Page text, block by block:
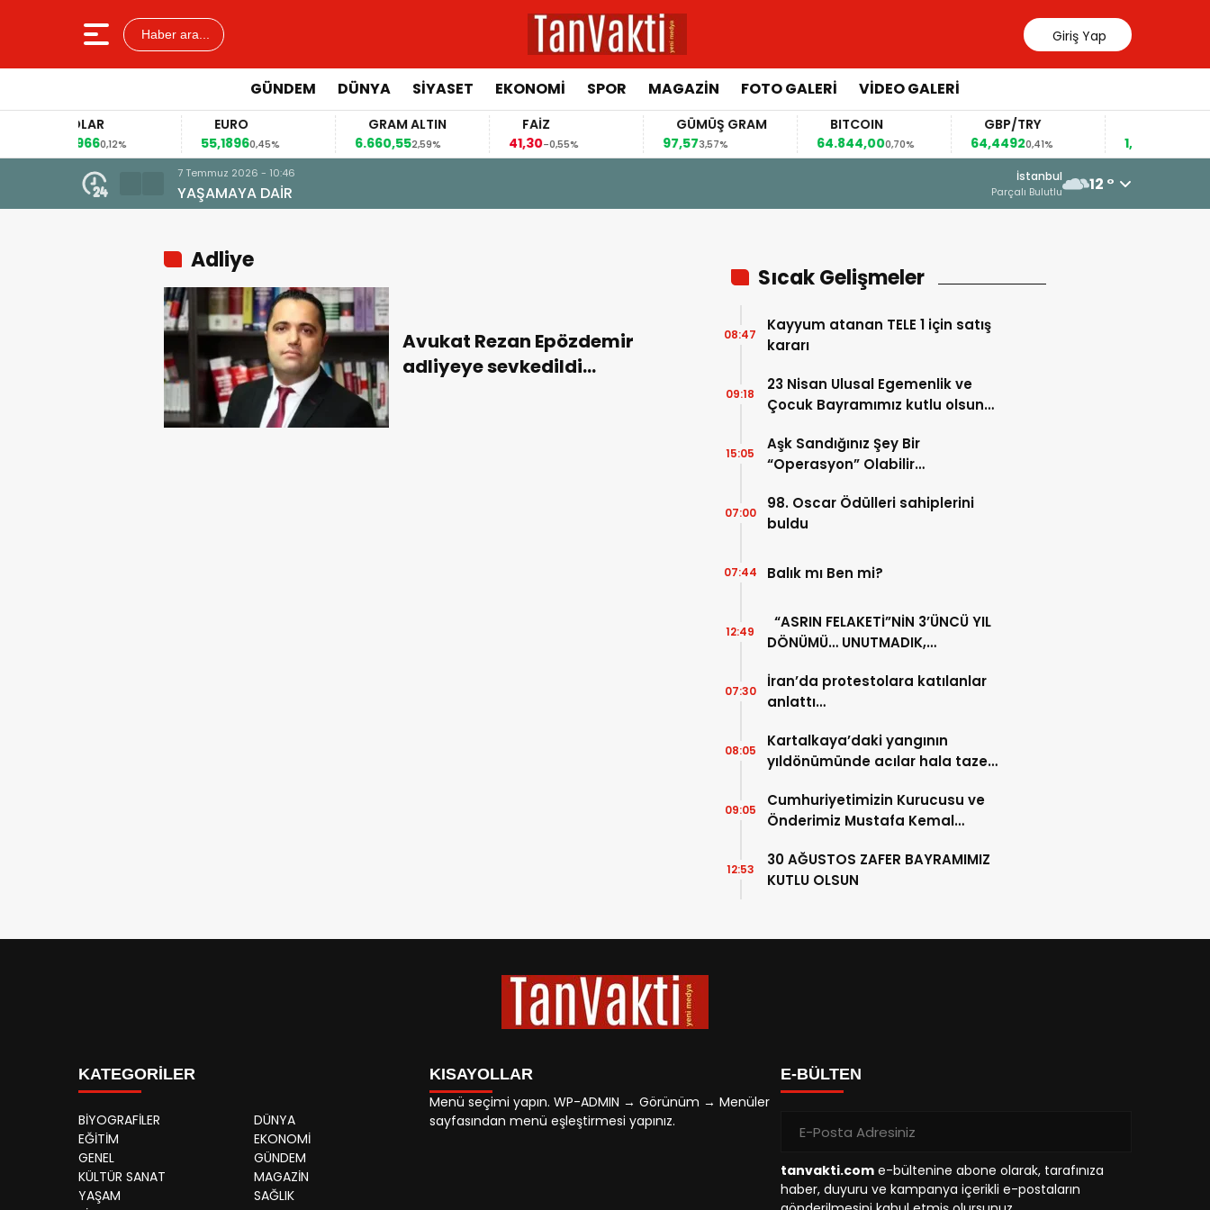
Haber ara... Giriş Yap
GÜNDEM DÜNYA SİYASET EKONOMİ SPOR MAGAZİN FOTO GALERİ VİDEO GALERİ
0,12%
EURO
55,18960,45%
GRAM ALTIN
6.660,552,59%
41,30-0,55%
GÜMÜŞ GRAM
97,573,57%
BITCOIN
64.844,000,70%
GBP/TRY
64,44920,41%
1,15670,36%
İstanbul
Parçalı Bulutlu 12 °
Adliye
Avukat Rezan Epözdemir
adliyeye sevkedildi…
Sıcak Gelişmeler
Kayyum atanan TELE 1 için satış
kararı
08:47
23 Nisan Ulusal Egemenlik ve
Çocuk Bayramımız kutlu olsun…
09:18
Aşk Sandığınız Şey Bir
“Operasyon” Olabilir…
15:05
98. Oscar Ödülleri sahiplerini
buldu
07:00
Balık mı Ben mi?
07:44
“ASRIN FELAKETİ”NİN 3’ÜNCÜ YIL
DÖNÜMÜ… UNUTMADIK,
12:49
İran’da protestolara katılanlar
anlattı…
07:30
Kartalkaya’daki yangının
yıldönümünde acılar hala taze…
08:05
Cumhuriyetimizin Kurucusu ve
Önderimiz Mustafa Kemal
87. Yılında saygıyla anıyoruz.
09:05
30 AĞUSTOS ZAFER BAYRAMIMIZ
KUTLU OLSUN
12:53
KATEGORİLER
BİYOGRAFİLER
DÜNYA
EĞİTİM
EKONOMİ
GENEL
GÜNDEM
KÜLTÜR SANAT
MAGAZİN
YAŞAM
SAĞLIK
KISAYOLLAR
Menü seçimi yapın. WP-ADMIN → Görünüm → Menüler
sayfasından menü eşleştirmesi yapınız.
E-BÜLTEN
tanvakti.com e-bültenine abone olarak, tarafınıza
haber, duyuru ve kampanya içerikli e-postaların